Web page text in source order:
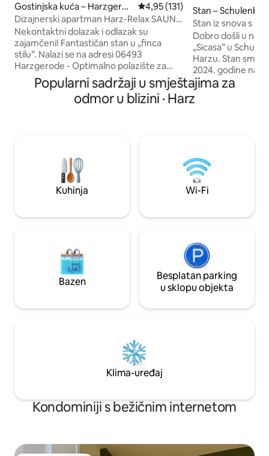
Gostinjska kuća – Harzgerod
e
Prosječna ocjena: 4,95/5,
4,95 (131)
Dizajnerski apartman Harz-Relax SAUNA
Bungalow Brocken
Nekontaktni dolazak i odlazak su
zajamčeni! Fantastičan stan u „finca
stilu”. Nalazi se na adresi 06493
Harzgerode - Optimalno polazište za
izlete. Na terasi, koja je zaštićena od
znatiželjnih očiju, pronaći ćete mir i
uživati u prekrasnom pogledu na šume
pogled * lijepi susjedi -> ja :) *
Stan –
harz
Stan iz snova s
prirodu pred
Dobro došli u naš
„Sicasa” u
Harzu. Stan smo u potpunosti renovirali
2024. godine
s puno ljubavi prema
možete očekivati
ispunjen
atmosferu za
Popularni sadržaji u smještajima za
odmor u blizini · Harz
Kuhinja Wi-Fi
Bazen
Besplatan parking
u sklopu objekta
Klima-uređaj
Kondominiji s bežičnim internetom